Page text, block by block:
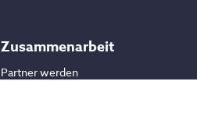
Zusammenarbeit
Partner werden